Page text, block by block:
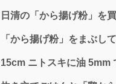
日清の「から揚げ粉」を
「から揚げ粉」をまぶし
15cm ニトスキに油 5mm